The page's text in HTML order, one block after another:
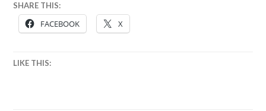
SHARE THIS:
FACEBOOK X
LIKE THIS: